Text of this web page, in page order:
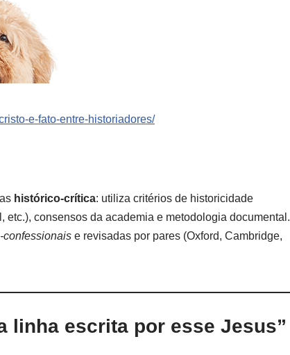
e-fato-entre-historiadores/
histórico-crítica: utiliza critérios de historicidade
consensos da academia e metodologia documental.
confessionais e revisadas por pares (Oxford, Cambridge,
linha escrita por esse Jesus”